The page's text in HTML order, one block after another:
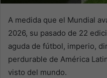
A medida que el Mundial
2026, su pasado de 22
aguda de fútbol, imperio,
perdurable de América
visto del mundo.